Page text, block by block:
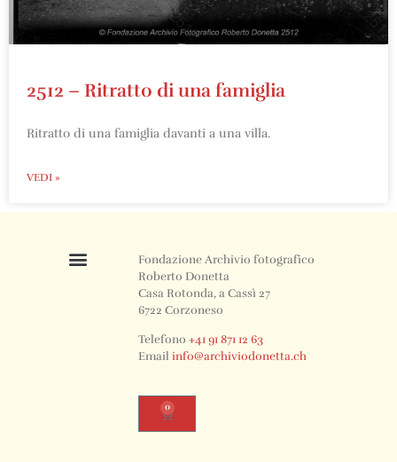
2512 – Ritratto di una famiglia
Ritratto di una famiglia davanti a una villa.
VEDI »
Fondazione Archivio fotografico
Roberto Donetta
Casa Rotonda, a Cassì 27
6722 Corzoneso
Telefono+41 91 871 12 63
Emailinfo@archiviodonetta.ch
0